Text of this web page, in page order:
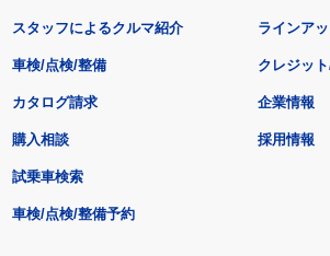
スタッフによるクルマ紹介 ラインア
車検/点検/整備 クレジッ
カタログ請求
購入相談
試乗車検索
車検/点検/整備予約
企業情報
採用情報